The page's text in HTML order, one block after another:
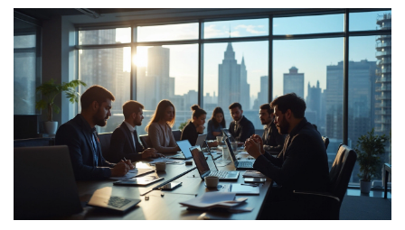
внедрению на практике. Также акцентируется
внимание на важности контроля и планирования
бюджета. Читатели смогут узнать, как современные
технологии могут помочь в оптимизации процессов.